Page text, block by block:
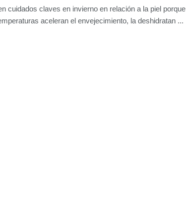
cuidados claves en invierno en relación a la piel porque
aceleran el envejecimiento, la deshidratan ...